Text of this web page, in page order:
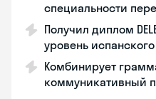
специальности
Получил диплом
уровень
Комбинирует
коммуникативный